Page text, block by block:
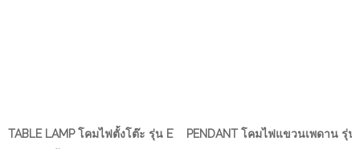
TABLE LAMP โคมไฟตั้งโต๊ะ รุ่น EVE-00216PENDANT โคมไฟแขวนเพดาน รุ่น